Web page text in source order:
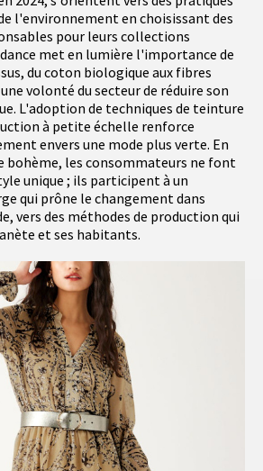
l'environnement en choisissant des
pour leurs collections
met en lumière l'importance de
du coton biologique aux fibres
volonté du secteur de réduire son
L'adoption de techniques de teinture
à petite échelle renforce
envers une mode plus verte. En
bohème, les consommateurs ne font
unique ; ils participent à un
qui prône le changement dans
vers des méthodes de production qui
et ses habitants.